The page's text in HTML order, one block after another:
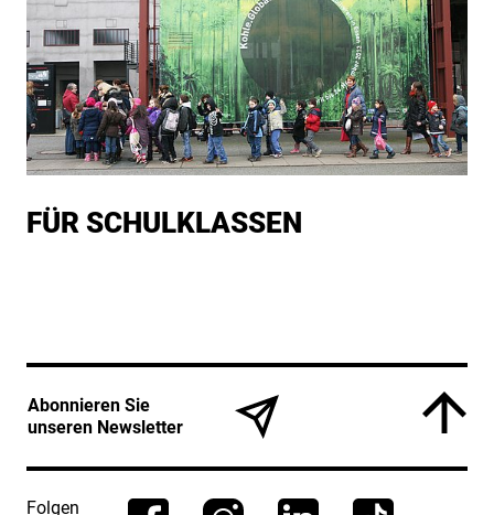
FÜR SCHUL­KLAS­SEN
Abonnieren Sie
unseren Newsletter
Folgen